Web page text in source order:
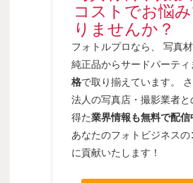
コストでお悩
りませんか？
フォトルプロなら、 写真
純正品からサードパーティ
格で取り揃えています。
法人の写真店・撮影業者と
得た業界情報も無料で配信
あなたのフォトビジネスの
に貢献いたします！